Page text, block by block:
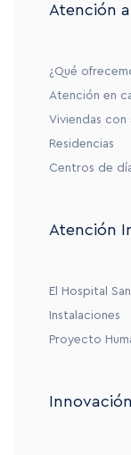
Atención
¿Qué
Atención en
Viviendas con
Residencias
Centros de
Atención
El Hospital
Instalaciones
Proyecto
Innovación